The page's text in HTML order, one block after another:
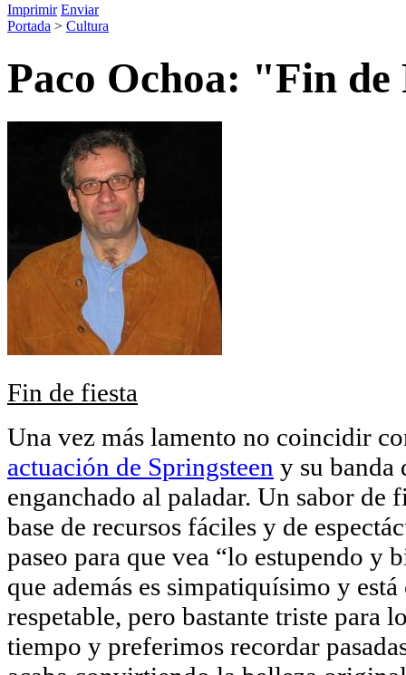
Imprimir Enviar
Portada > Cultura
Paco Ochoa: "Fin
Fin de fiesta
Una vez más lamento no coincidir
actuación de Springsteen y su banda
enganchado al paladar. Un sabor de
base de recursos fáciles y de
paseo para que vea “lo estupendo y
que además es simpatiquísimo y
respetable, pero bastante triste para
tiempo y preferimos recordar